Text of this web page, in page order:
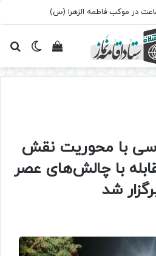
در موکب فاطمه الزهرا (س)
تغییرمشاهده
با محوریت نقش
با چالش‌های عصر
شد